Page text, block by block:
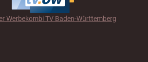
Werbekombi TV Baden-Württemberg